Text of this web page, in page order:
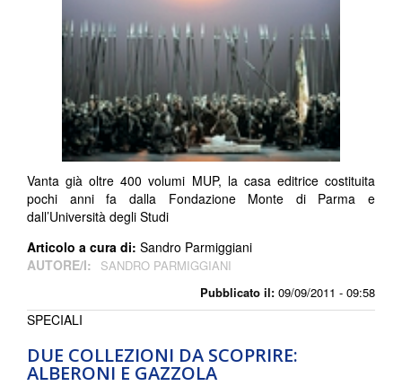
Pubblicato il: 09/09/2011 - 09:58
Vanta già oltre 400 volumi MUP, la casa editrice costituita
pochi anni fa dalla Fondazione Monte di Parma e
dall’Università degli Studi
Articolo a cura di: Sandro Parmiggiani
AUTORE/I:
SANDRO PARMIGGIANI
DUE COLLEZIONI DA SCOPRIRE:
ALBERONI E GAZZOLA
SPECIALI